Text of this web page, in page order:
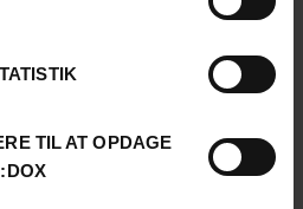
TIL AT OPDAGE